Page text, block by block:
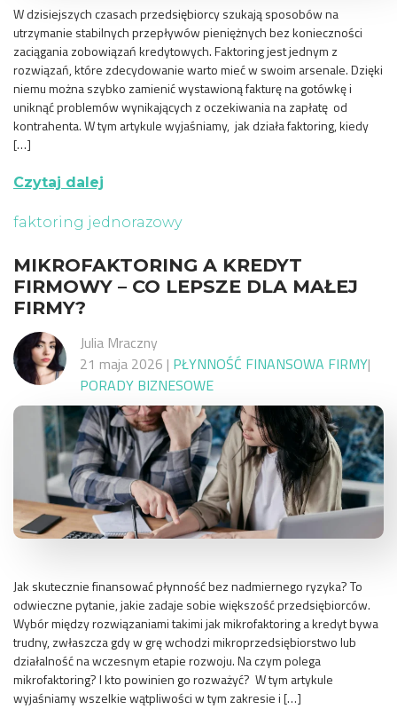
W dzisiejszych czasach przedsiębiorcy szukają sposobów na
utrzymanie stabilnych przepływów pieniężnych bez konieczności
zaciągania zobowiązań kredytowych. Faktoring jest jednym z
rozwiązań, które zdecydowanie warto mieć w swoim arsenale. Dzięki
niemu można szybko zamienić wystawioną fakturę na gotówkę i
uniknąć problemów wynikających z oczekiwania na zapłatę od
kontrahenta. W tym artykule wyjaśniamy, jak działa faktoring, kiedy
[…]
Czytaj dalej
faktoring jednorazowy
MIKROFAKTORING A KREDYT
FIRMOWY – CO LEPSZE DLA MAŁEJ
FIRMY?
Julia Mraczny
21 maja 2026 | PŁYNNOŚĆ FINANSOWA FIRMY|
PORADY BIZNESOWE
Jak skutecznie finansować płynność bez nadmiernego ryzyka? To
odwieczne pytanie, jakie zadaje sobie większość przedsiębiorców.
Wybór między rozwiązaniami takimi jak mikrofaktoring a kredyt bywa
trudny, zwłaszcza gdy w grę wchodzi mikroprzedsiębiorstwo lub
działalność na wczesnym etapie rozwoju. Na czym polega
mikrofaktoring? I kto powinien go rozważyć? W tym artykule
wyjaśniamy wszelkie wątpliwości w tym zakresie i […]